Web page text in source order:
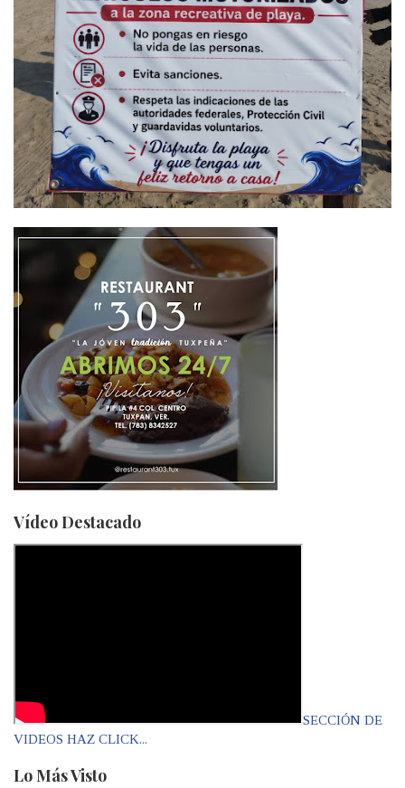
Vídeo Destacado
SECCIÓN DE
VIDEOS HAZ CLICK...
Lo Más Visto